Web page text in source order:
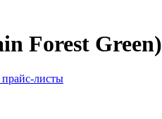
Forest Green)
прайс-листы